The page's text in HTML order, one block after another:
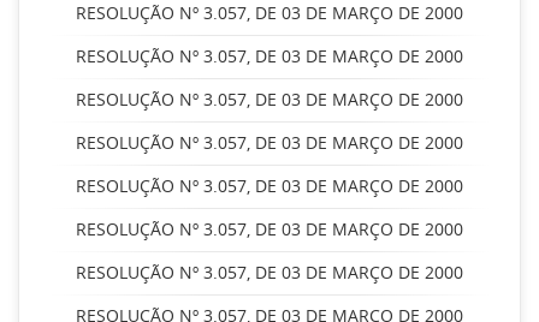
RESOLUÇÃO Nº 3.057, DE 03 DE MARÇO DE 2000
RESOLUÇÃO Nº 3.057, DE 03 DE MARÇO DE 2000
RESOLUÇÃO Nº 3.057, DE 03 DE MARÇO DE 2000
RESOLUÇÃO Nº 3.057, DE 03 DE MARÇO DE 2000
RESOLUÇÃO Nº 3.057, DE 03 DE MARÇO DE 2000
RESOLUÇÃO Nº 3.057, DE 03 DE MARÇO DE 2000
RESOLUÇÃO Nº 3.057, DE 03 DE MARÇO DE 2000
RESOLUÇÃO Nº 3.057, DE 03 DE MARÇO DE 2000